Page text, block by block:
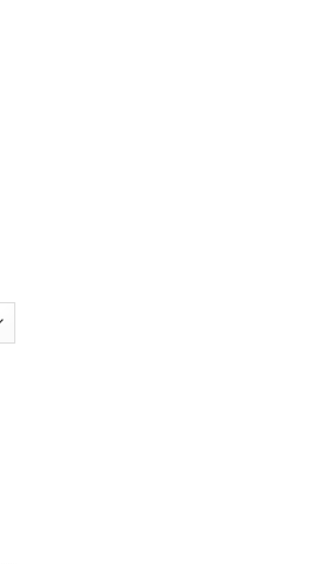
เทปลบคำผิดเติมไส้ได้ 5mm x 6 m